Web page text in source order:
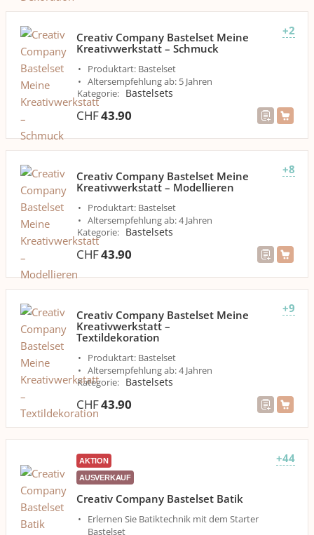
+2
Creativ Company Bastelset Meine
Kreativwerkstatt – Schmuck
Produktart: Bastelset
Altersempfehlung ab: 5 Jahren
Kategorie: Bastelsets
CHF43.90
+8
Creativ Company Bastelset Meine
Kreativwerkstatt – Modellieren
Produktart: Bastelset
Altersempfehlung ab: 4 Jahren
Kategorie: Bastelsets
CHF43.90
+9
Creativ Company Bastelset Meine
Kreativwerkstatt –
Textildekoration
Produktart: Bastelset
Altersempfehlung ab: 4 Jahren
Kategorie: Bastelsets
CHF43.90
+44
AKTION
AUSVERKAUF
Creativ Company Bastelset Batik
Erlernen Sie Batiktechnik mit dem Starter
Bastelset